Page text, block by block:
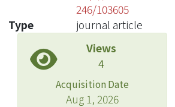
246/103605
Type
journal article
Views
4
Acquisition Date
Aug 1, 2026